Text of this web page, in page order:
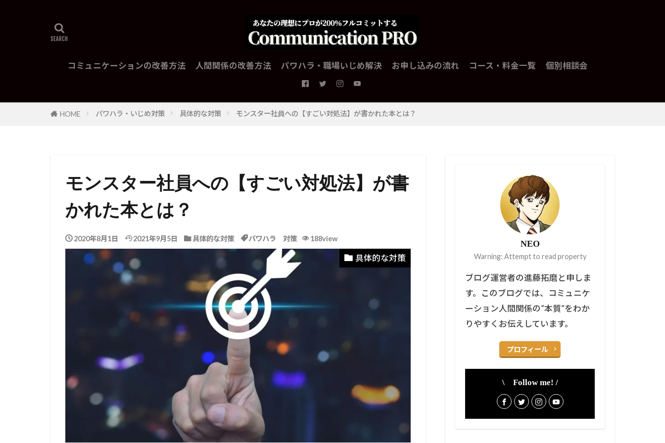
コミュニケーションの改善方法 人間関係の改善方法 パワハラ・職場いじめ解決 お申し込みの流れ コース・料金一覧 個別相談会
HOME パワハラ・いじめ対策 具体的な対策 モンスター社員への【すごい対処法】が書かれた本とは？
モンスター社員への【すごい対処法】が書
かれた本とは？
2020年8月1日 2021年9月5日 具体的な対策 パワハラ 対策 188view
具体的な対策
NEO
Warning: Attempt to read property
ブログ運営者の進藤拓磨と申しま
す。このブログでは、コミュニケ
ーション人間関係の”本質”をわか
りやすくお伝えしています。
プロフィール
\ Follow me! /